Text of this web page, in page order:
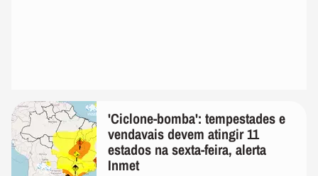
'Ciclone-bomba': tempestades e
vendavais devem atingir 11
estados na sexta-feira, alerta
Inmet